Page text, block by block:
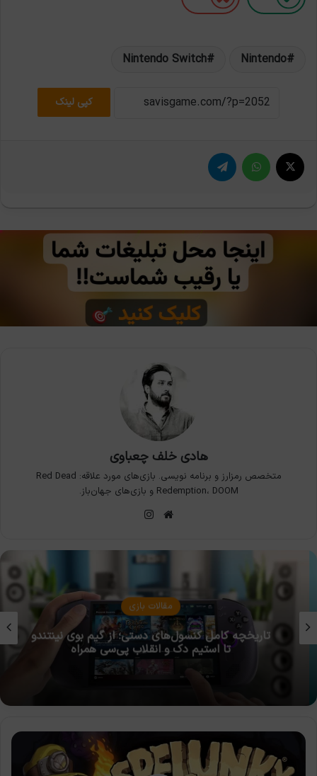
Nintendo
Nintendo Switch
کپی لینک
هادی خلف چعباوی
متخصص رمزارز و برنامه نویسی. بازی‌های مورد علاقه: Red Dead
Redemption، DOOM و بازی‌های جهان‌باز.
وبسایت
مقالات بازی
تاریخچه کامل کنسول‌های دستی؛ از گیم بوی نینتندو
تا استیم دک و انقلاب پی‌سی همراه
Spelunky
Spelunky